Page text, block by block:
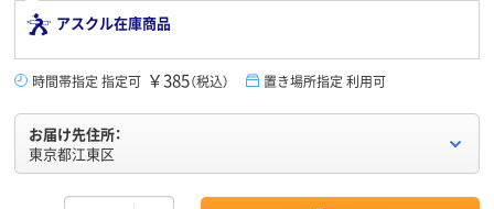
アスクル在庫商品
時間帯指定 指定可 ￥385（税込） 置き場所指定 利用可
お届け先住所：
東京都江東区